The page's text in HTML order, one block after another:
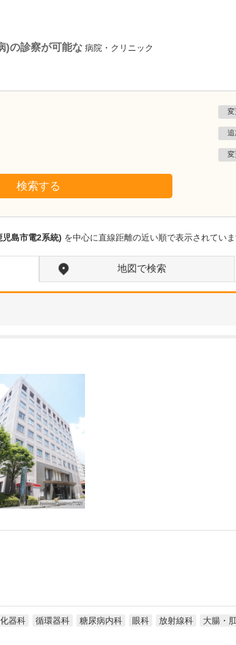
)の診察が可能な 病院・クリニック
変
追
変
検索する
島市電2系統) を中心に直線距離の近い順で表示されてい
地図で検索
器科 循環器科 糖尿病内科 眼科 放射線科
大腸・
鹿児島県鹿児島市
緑ヶ丘クリニック
桂 久和 医師 取材記事
貴院の診療内容を教えてください。
の痛みなどの整形外科的